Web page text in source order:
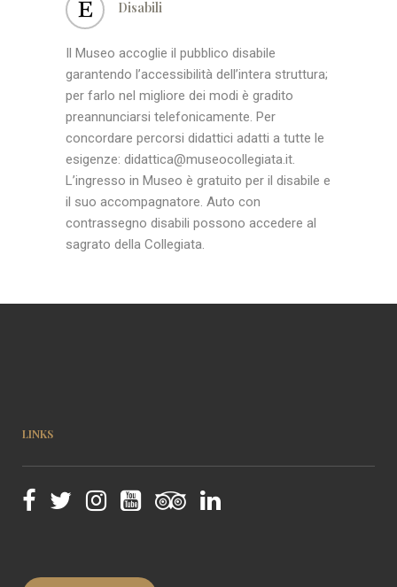
Disabili
Il Museo accoglie il pubblico disabile
garantendo l’accessibilità dell’intera struttura;
per farlo nel migliore dei modi è gradito
preannunciarsi telefonicamente. Per
concordare percorsi didattici adatti a tutte le
esigenze: didattica@museocollegiata.it.
L’ingresso in Museo è gratuito per il disabile e
il suo accompagnatore. Auto con
contrassegno disabili possono accedere al
sagrato della Collegiata.
LINKS